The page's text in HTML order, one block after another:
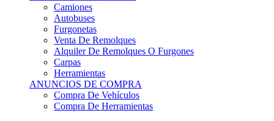
Camiones
Autobuses
Furgonetas
Venta De Remolques
Alquiler De Remolques O Furgones
Carpas
Herramientas
ANUNCIOS DE COMPRA
Compra De Vehículos
Compra De Herramientas